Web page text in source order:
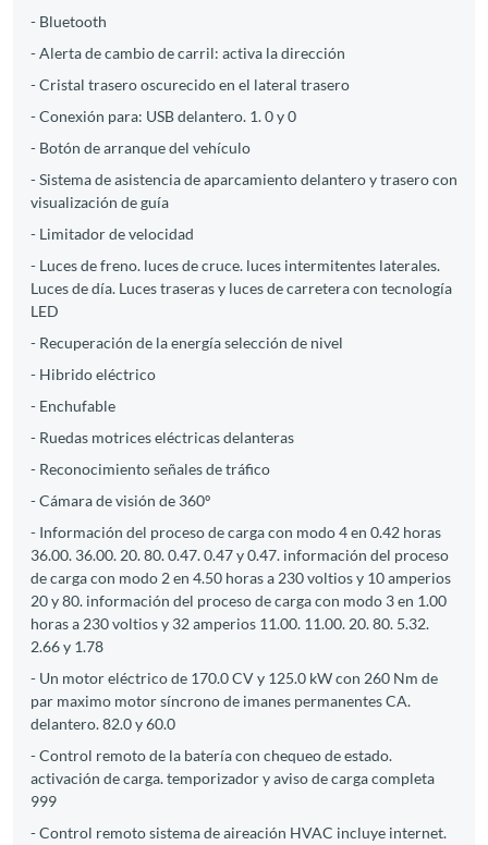
- Bluetooth
- Alerta de cambio de carril: activa la dirección
- Cristal trasero oscurecido en el lateral trasero
- Conexión para: USB delantero. 1. 0 y 0
- Botón de arranque del vehículo
- Sistema de asistencia de aparcamiento delantero y trasero con
visualización de guía
- Limitador de velocidad
- Luces de freno. luces de cruce. luces intermitentes laterales.
Luces de día. Luces traseras y luces de carretera con tecnología
LED
- Recuperación de la energía selección de nivel
- Hibrido eléctrico
- Enchufable
- Ruedas motrices eléctricas delanteras
- Reconocimiento señales de tráfico
- Cámara de visión de 360º
- Información del proceso de carga con modo 4 en 0.42 horas
36.00. 36.00. 20. 80. 0.47. 0.47 y 0.47. información del proceso
de carga con modo 2 en 4.50 horas a 230 voltios y 10 amperios
20 y 80. información del proceso de carga con modo 3 en 1.00
horas a 230 voltios y 32 amperios 11.00. 11.00. 20. 80. 5.32.
2.66 y 1.78
- Un motor eléctrico de 170.0 CV y 125.0 kW con 260 Nm de
par maximo motor síncrono de imanes permanentes CA.
delantero. 82.0 y 60.0
- Control remoto de la batería con chequeo de estado.
activación de carga. temporizador y aviso de carga completa
999
- Control remoto sistema de aireación HVAC incluye internet.